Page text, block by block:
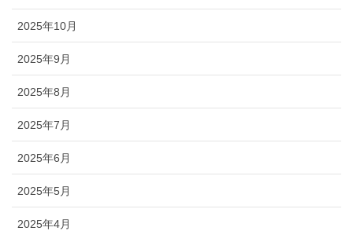
2025年10月
2025年9月
2025年8月
2025年7月
2025年6月
2025年5月
2025年4月